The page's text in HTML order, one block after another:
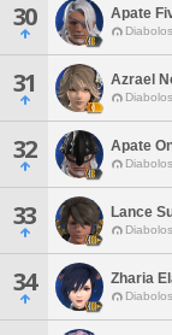
30 Apate
31 Azrael
32 Apate
33 Lance
34 Zharia